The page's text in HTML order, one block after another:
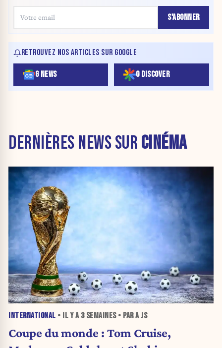
S'ABONNER
RETROUVEZ NOS ARTICLES SUR GOOGLE
G NEWS G DISCOVER
DERNIÈRES NEWS SUR CINÉMA
INTERNATIONAL • IL Y A 3 SEMAINES• PAR A JS
Coupe du monde : Tom Cruise,